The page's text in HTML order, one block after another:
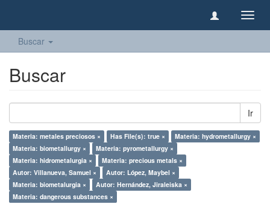
Buscar
Buscar
Ir
Materia: metales preciosos × Has File(s): true ×
Materia: hydrometallurgy ×
Materia: biometallurgy ×
Materia: pyrometallurgy ×
Materia: hidrometalurgia ×
Materia: precious metals ×
Autor: Villanueva, Samuel ×
Autor: López, Maybel ×
Materia: biometalurgia ×
Autor: Hernández, Jiraleiska ×
Materia: dangerous substances ×